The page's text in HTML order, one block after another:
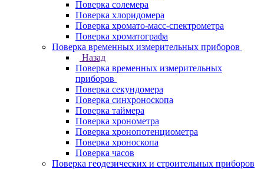
Поверка солемера
Поверка хлоридомера
Поверка хромато-масс-спектрометра
Поверка хроматографа
Поверка временных измерительных приборов
Назад
Поверка временных измерительных
приборов
Поверка секундомера
Поверка синхроноскопа
Поверка таймера
Поверка хронометра
Поверка хронопотенциометра
Поверка хроноскопа
Поверка часов
Поверка геодезических и строительных приборов